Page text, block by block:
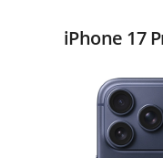
iPhone 17